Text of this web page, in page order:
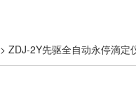
> ZDJ-2Y先驱全自动永停滴定